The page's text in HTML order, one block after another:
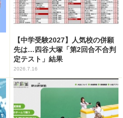
【中学受験2027】人気校の併願
先は…四谷大塚「第2回合不合判
定テスト」結果
2026.7.16